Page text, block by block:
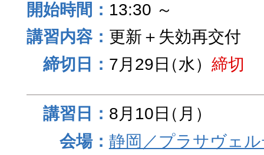
13:30 ～
更新＋失効再交付
7月29日（水） 締切
8月10日（月）
静岡／プラサヴェ